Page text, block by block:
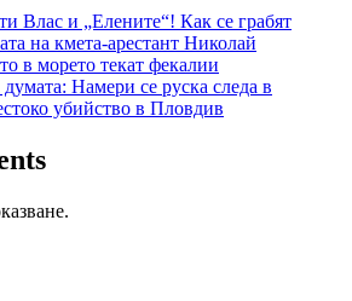
Влас и „Елените“! Как се грабят
на кмета-арестант Николай
в морето текат фекалии
Намери се руска следа в
убийство в Пловдив